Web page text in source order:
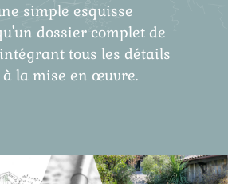
simple esquisse
dossier complet de
tous les détails
à la mise en œuvre.